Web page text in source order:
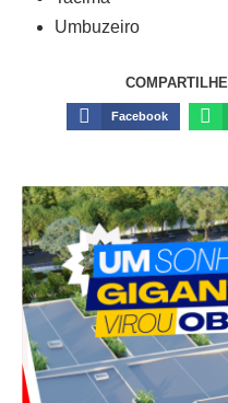
Umbuzeiro
Facebook